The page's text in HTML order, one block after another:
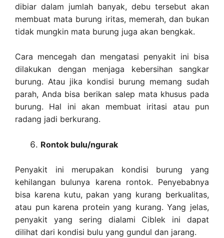
dibiar dalam jumlah banyak, debu tersebut akan
membuat mata burung iritas, memerah, dan bukan
tidak mungkin mata burung juga akan bengkak.
Cara mencegah dan mengatasi penyakit ini bisa
dilakukan dengan menjaga kebersihan sangkar
burung. Atau jika kondisi burung memang sudah
parah, Anda bisa berikan salep mata khusus pada
burung. Hal ini akan membuat iritasi atau pun
radang jadi berkurang.
Rontok bulu/ngurak
Penyakit ini merupakan kondisi burung yang
kehilangan bulunya karena rontok. Penyebabnya
bisa karena kutu, pakan yang kurang berkualitas,
atau pun karena protein yang kurang. Yang jelas,
penyakit yang sering dialami Ciblek ini dapat
dilihat dari kondisi bulu yang gundul dan jarang.